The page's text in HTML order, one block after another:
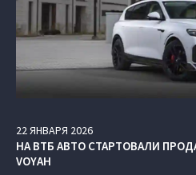
22ЯНВАРЯ 2026
НА ВТБ АВТО СТАРТОВАЛИ
VOYAH